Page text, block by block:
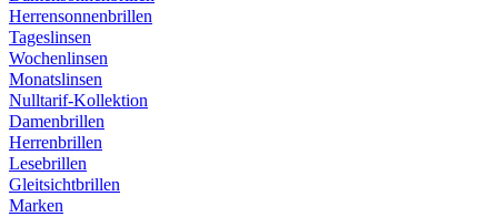
Herrensonnenbrillen
Tageslinsen
Wochenlinsen
Monatslinsen
Nulltarif-Kollektion
Damenbrillen
Herrenbrillen
Lesebrillen
Gleitsichtbrillen
Marken